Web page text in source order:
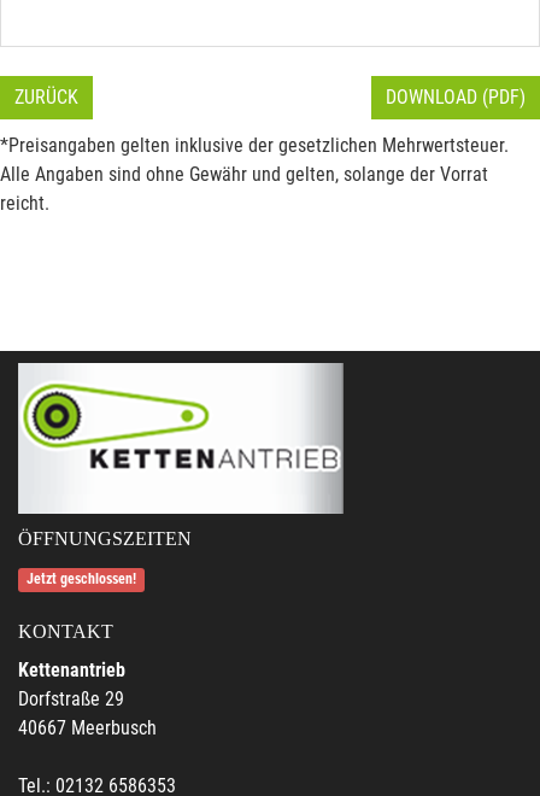
ZURÜCK DOWNLOAD (PDF)
*Preisangaben gelten inklusive der gesetzlichen Mehrwertsteuer.
Alle Angaben sind ohne Gewähr und gelten, solange der Vorrat
reicht.
ÖFFNUNGSZEITEN
Jetzt geschlossen!
KONTAKT
Kettenantrieb
Dorfstraße 29
40667 Meerbusch
Tel.: 02132 6586353